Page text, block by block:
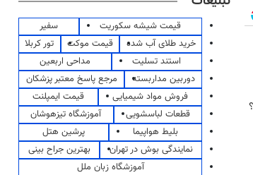
قیمت شیشه سکوریت
سفیر
خرید طلای آب شده
قیمت موکت
تور کربلا
استند تسلیت
مداحی اربعین
دوربین مداربسته
مرجع پاسخ معتبر پزشکان
فروش مواد شیمیایی
قیمت ایمپلنت
قطعات لباسشویی
آموزشگاه تیزهوشان
بلیط هواپیما
پرشین هتل
نمایندگی بوش در تهران
بهترین جراح بینی
آموزشگاه زبان ملل